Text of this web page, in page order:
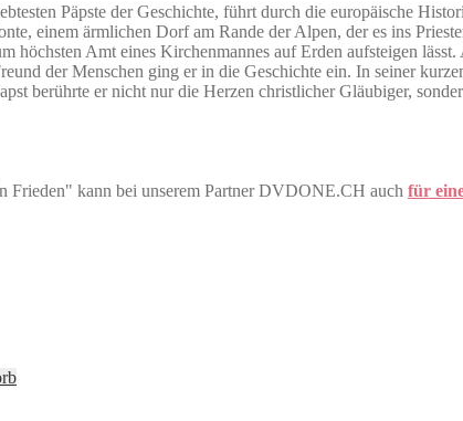
Päpste der Geschichte, führt durch die europäische
einem ärmlichen Dorf am Rande der Alpen, der es ins
höchsten Amt eines Kirchenmannes auf Erden aufsteigen
der Menschen ging er in die Geschichte ein. In seiner
berührte er nicht nur die Herzen christlicher Gläubiger,
kann bei unserem Partner DVDONE.CH auch für